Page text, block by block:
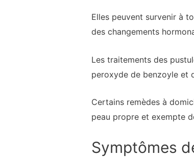
Elles peuvent survenir à
des changements
Les traitements des
peroxyde de benzoyle et
Certains remèdes à
peau propre et exempte
Symptômes